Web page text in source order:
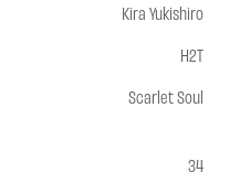
Kira Yukishiro
H2T
Scarlet Soul
34